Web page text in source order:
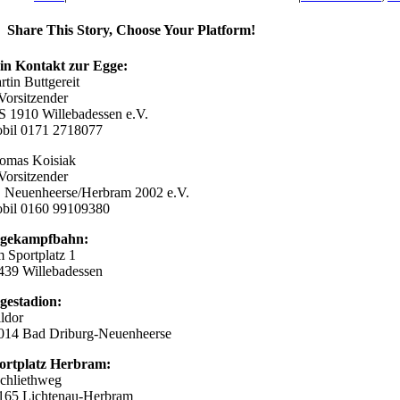
Share This Story, Choose Your Platform!
Facebook
X
Reddit
LinkedIn
WhatsApp
Telegram
Tumblr
Pinterest
Vk
Xing
E-
Mail
Kontakt zur Egge:
Buttgereit
1910 Willebadessen e.V.
0171 2718077
Koisiak
Neuenheerse/Herbram 2002 e.V.
0160 99109380
Sportplatz 1
Willebadessen
Bad Driburg-Neuenheerse
Herbram:
Lichtenau-Herbram